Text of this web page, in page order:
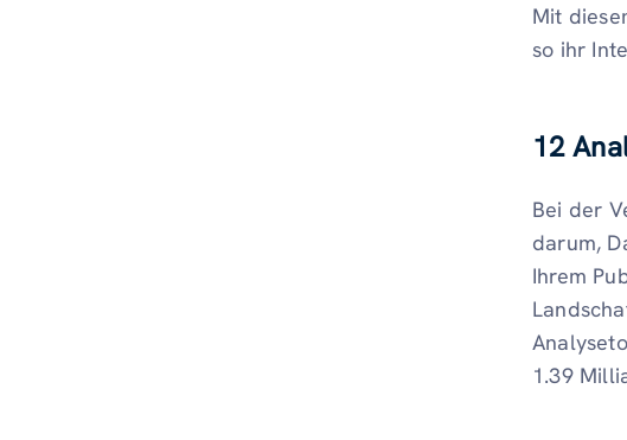
Mit
so ihr
12
Bei der
darum,
Ihrem
1.39